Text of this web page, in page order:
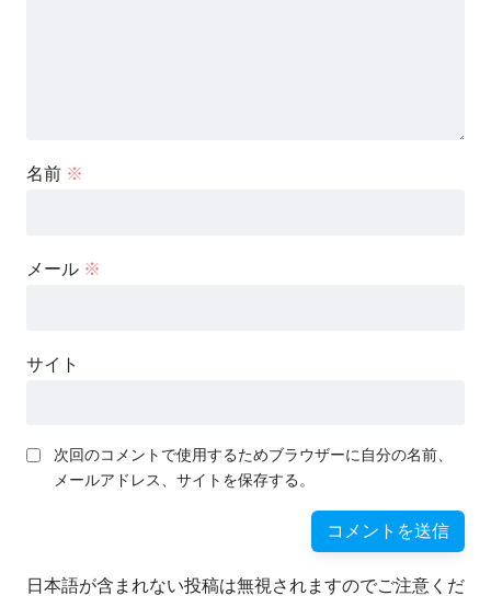
名前 ※
メール ※
サイト
次回のコメントで使用するためブラウザーに自分の名前、
メールアドレス、サイトを保存する。
日本語が含まれない投稿は無視されますのでご注意くだ